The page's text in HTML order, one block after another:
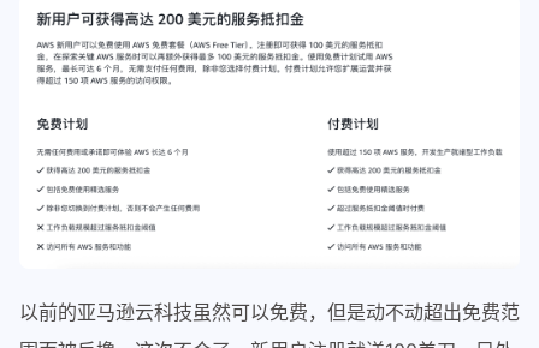
以前的亚马逊云科技虽然可以免费，但是动不动超出免费范